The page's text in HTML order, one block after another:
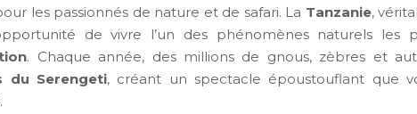
les passionnés de nature et de safari. La Tanzanie,
de vivre l’un des phénomènes naturels les
. Chaque année, des millions de gnous, zèbres et
du Serengeti, créant un spectacle époustouflant que